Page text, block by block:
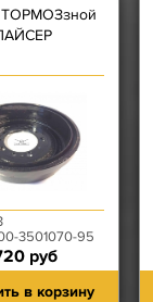
ТОРМОЗзной
3501070-95
руб
в корзину